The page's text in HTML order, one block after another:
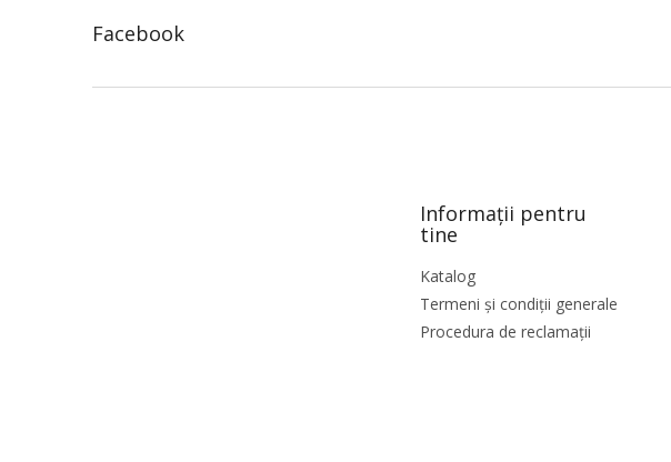
Facebook
Informații pentru
tine
Katalog
Termeni și condiții generale
Procedura de reclamații